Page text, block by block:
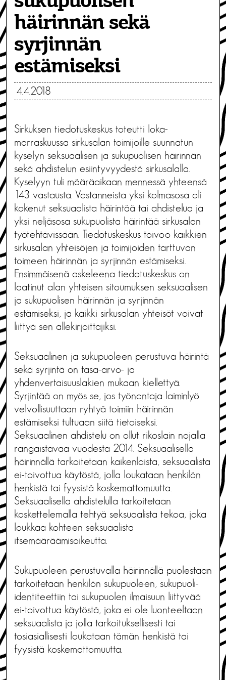
häirinnän sekä
syrjinnän
estämiseksi
4.4.2018
Sirkuksen tiedotuskeskus toteutti loka-
marraskuussa sirkusalan toimijoille suunnatun
kyselyn seksuaalisen ja sukupuolisen häirinnän
sekä ahdistelun esiintyvyydestä sirkusalalla.
Kyselyyn tuli määräaikaan mennessä yhteensä
143 vastausta. Vastanneista yksi kolmasosa oli
kokenut seksuaalista häirintää tai ahdistelua ja
yksi neljäsosa sukupuolista häirintää sirkusalan
työtehtävissään. Tiedotuskeskus toivoo kaikkien
sirkusalan yhteisöjen ja toimijoiden tarttuvan
toimeen häirinnän ja syrjinnän estämiseksi.
Ensimmäisenä askeleena tiedotuskeskus on
laatinut alan yhteisen sitoumuksen seksuaalisen
ja sukupuolisen häirinnän ja syrjinnän
estämiseksi, ja kaikki sirkusalan yhteisöt voivat
liittyä sen allekirjoittajiksi.
Seksuaalinen ja sukupuoleen perustuva häirintä
sekä syrjintä on tasa-arvo- ja
yhdenvertaisuuslakien mukaan kiellettyä.
Syrjintää on myös se, jos työnantaja laiminlyö
velvollisuuttaan ryhtyä toimiin häirinnän
estämiseksi tultuaan siitä tietoiseksi.
Seksuaalinen ahdistelu on ollut rikoslain nojalla
rangaistavaa vuodesta 2014. Seksuaalisella
häirinnällä tarkoitetaan kaikenlaista, seksuaalista
ei-toivottua käytöstä, jolla loukataan henkilön
henkistä tai fyysistä koskemattomuutta.
Seksuaalisella ahdistelulla tarkoitetaan
koskettelemalla tehtyä seksuaalista tekoa, joka
loukkaa kohteen seksuaalista
itsemääräämisoikeutta.
Sukupuoleen perustuvalla häirinnällä puolestaan
tarkoitetaan henkilön sukupuoleen, sukupuoli-
identiteettiin tai sukupuolen ilmaisuun liittyvää
ei-toivottua käytöstä, joka ei ole luonteeltaan
seksuaalista ja jolla tarkoituksellisesti tai
tosiasiallisesti loukataan tämän henkistä tai
fyysistä koskemattomuutta.